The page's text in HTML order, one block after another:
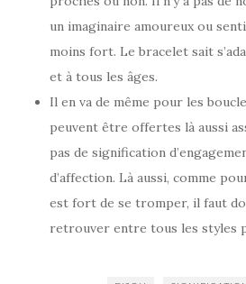
un imaginaire amoureux ou
moins fort. Le bracelet sait
et à tous les âges.
Il en va de même pour les
peuvent être offertes là aussi
pas de signification
d’affection. Là aussi, comme
est fort de se tromper, il faut
retrouver entre tous les styles